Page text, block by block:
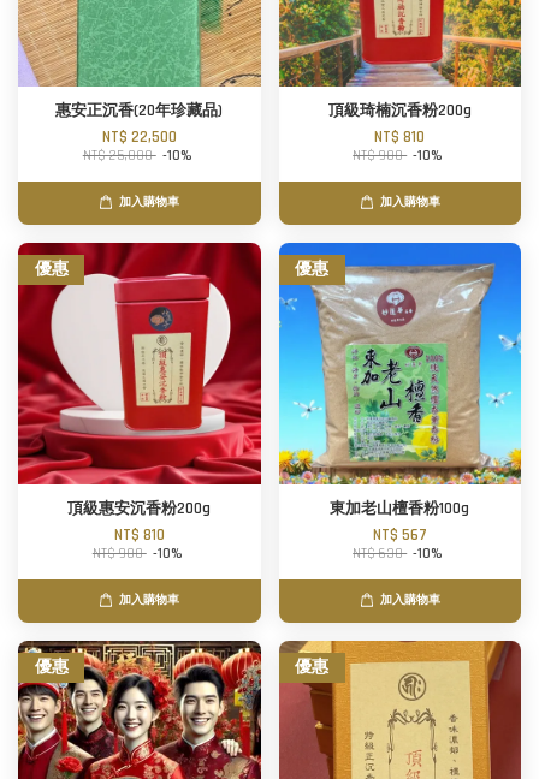
惠安正沉香(20年珍藏品)
NT$ 22,500
NT$ 25,000 -10%
加入購物車
頂級琦楠沉香粉200g
NT$ 810
NT$ 900 -10%
加入購物車
優惠
頂級惠安沉香粉200g
NT$ 810
NT$ 900 -10%
加入購物車
優惠
東加老山檀香粉100g
NT$ 567
NT$ 630 -10%
加入購物車
優惠 優惠